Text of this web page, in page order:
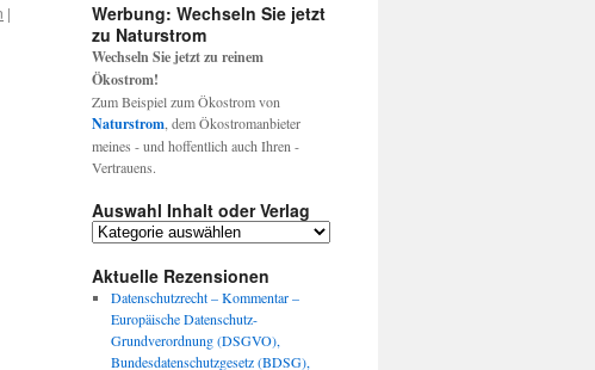
|
Werbung: Wechseln Sie jetzt
zu Naturstrom
Wechseln Sie jetzt zu reinem
Ökostrom!
Zum Beispiel zum Ökostrom von
Naturstrom , dem Ökostromanbieter
meines - und hoffentlich auch Ihren -
Vertrauens.
Auswahl Inhalt oder Verlag
Auswahl
oder
Verlag
Aktuelle Rezensionen
Datenschutzrecht – Kommentar –
Europäische Datenschutz-
Grundverordnung (DSGVO),
Bundesdatenschutzgesetz (BDSG),